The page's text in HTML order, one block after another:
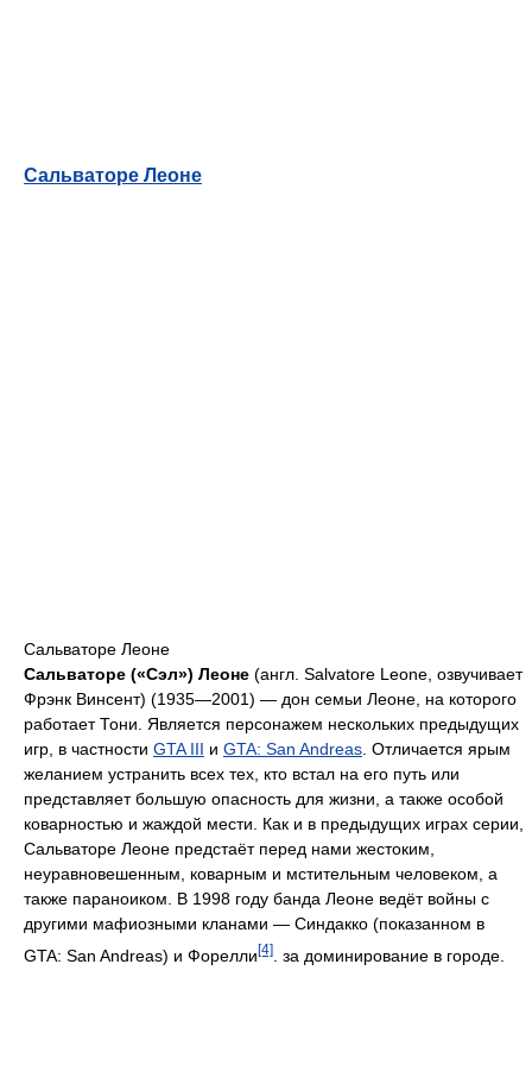
Сальваторе Леоне
Сальваторе Леоне
Сальваторе («Сэл») Леоне (англ. Salvatore Leone, озвучивает
Фрэнк Винсент) (1935—2001) — дон семьи Леоне, на которого
работает Тони. Является персонажем нескольких предыдущих
игр, в частности GTA III и GTA: San Andreas . Отличается ярым
желанием устранить всех тех, кто встал на его путь или
представляет большую опасность для жизни, а также особой
коварностью и жаждой мести. Как и в предыдущих играх серии,
Сальваторе Леоне предстаёт перед нами жестоким,
неуравновешенным, коварным и мстительным человеком, а
также параноиком. В 1998 году банда Леоне ведёт войны с
другими мафиозными кланами — Синдакко (показанном в
GTA: San Andreas) и Форелли[4] . за доминирование в городе.